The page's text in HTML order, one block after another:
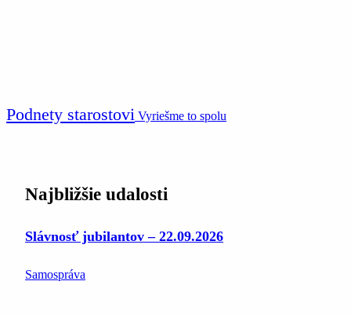
Podnety starostovi Vyriešme to spolu
Najbližšie udalosti
Slávnosť jubilantov – 22.09.2026
Samospráva